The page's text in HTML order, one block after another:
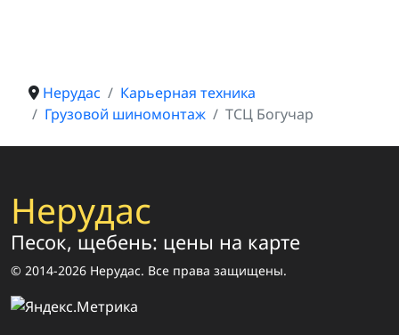
Нерудас
Карьерная техника
Грузовой шиномонтаж
ТСЦ Богучар
Нерудас
Песок, щебень: цены на карте
© 2014-2026 Нерудас. Все права защищены.